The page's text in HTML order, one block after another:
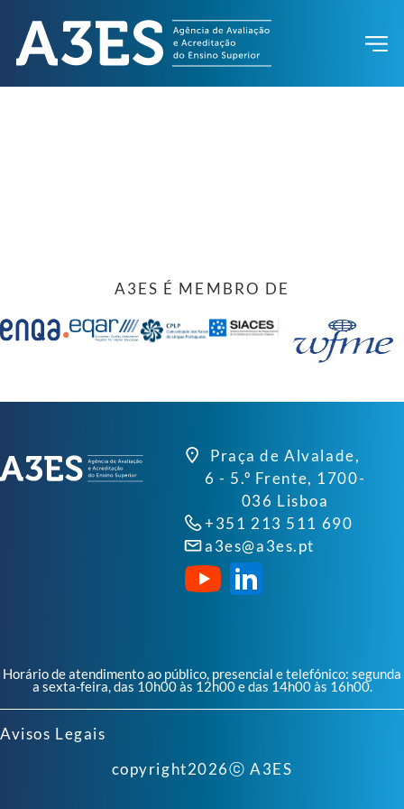
A3ES É MEMBRO DE
Praça de Alvalade,
6 - 5.º Frente, 1700-
036 Lisboa
+351 213 511 690
a3es@a3es.pt
Horário de atendimento ao público, presencial e telefónico: segunda
a sexta-feira, das 10h00 às 12h00 e das 14h00 às 16h00.
Avisos Legais
copyright2026ⓒ A3ES